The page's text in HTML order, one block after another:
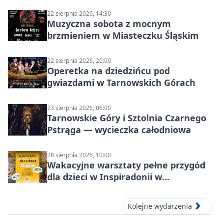
22 sierpnia 2026, 14:30
Muzyczna sobota z mocnym
brzmieniem w Miasteczku Śląskim
22 sierpnia 2026, 20:00
Operetka na dziedzińcu pod
gwiazdami w Tarnowskich Górach
23 sierpnia 2026, 06:00
Tarnowskie Góry i Sztolnia Czarnego
Pstrąga — wycieczka całodniowa
28 sierpnia 2026, 10:00
Wakacyjne warsztaty pełne przygód
dla dzieci w Inspiradonii w
Kolejne wydarzenia